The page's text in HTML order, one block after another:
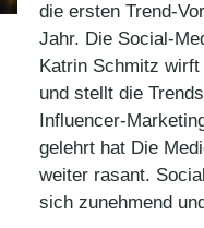
die ersten Trend-
Jahr. Die Social-
Katrin Schmitz
und stellt die
Influencer-
gelehrt hat Die
weiter rasant.
sich zunehmend